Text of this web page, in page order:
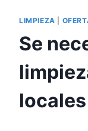
LIMPIEZA
Se
locales